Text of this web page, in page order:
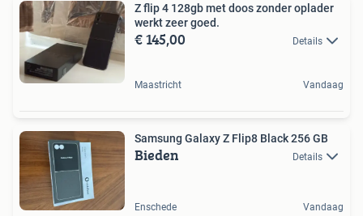
Z flip 4 128gb met doos zonder oplader
werkt zeer goed.
€ 145,00 Details
Maastricht Vandaag
Samsung Galaxy Z Flip8 Black 256 GB
Bieden Details
Enschede Vandaag